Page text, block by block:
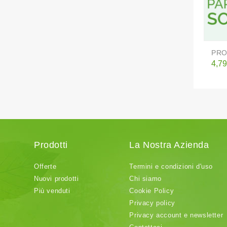
Prodotti
Offerte
Nuovi prodotti
Più venduti
La Nostra Azienda
Termini e condizioni d'uso
Chi siamo
Cookie Policy
Privacy policy
Privacy account e newsletter